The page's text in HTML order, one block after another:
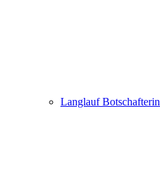
Langlauf Botschafterin